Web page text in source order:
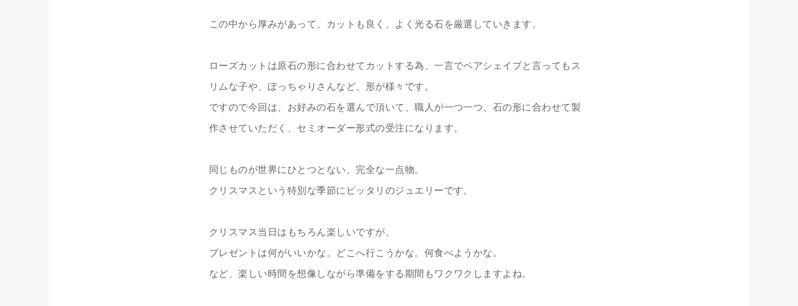
この中から厚みがあって、カットも良く、よく光る石を厳選していきます。
ローズカットは原石の形に合わせてカットする為、一言でペアシェイプと言ってもス
リムな子や、ぽっちゃりさんなど、形が様々です。
ですので今回は、お好みの石を選んで頂いて、職人が一つ一つ、石の形に合わせて製
作させていただく、セミオーダー形式の受注になります。
同じものが世界にひとつとない、完全な一点物。
クリスマスという特別な季節にピッタリのジュエリーです。
クリスマス当日はもちろん楽しいですが、
プレゼントは何がいいかな。どこへ行こうかな。何食べようかな。
など、楽しい時間を想像しながら準備をする期間もワクワクしますよね。